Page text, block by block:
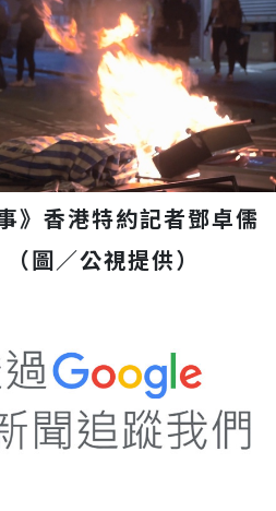
》香港特約記者鄧卓儒
圖／公視提供）